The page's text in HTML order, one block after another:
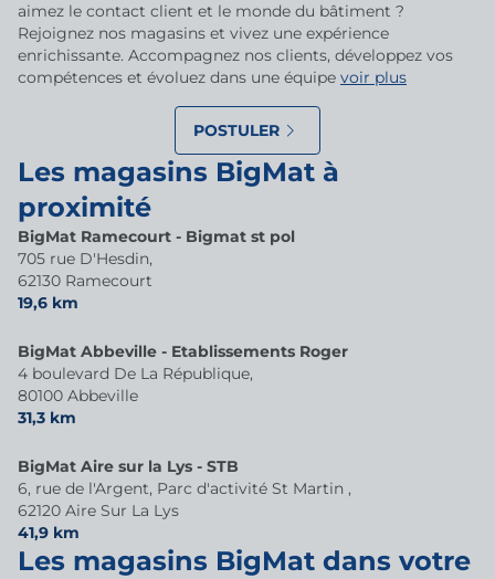
aimez le contact client et le monde du bâtiment ?
Rejoignez nos magasins et vivez une expérience
enrichissante. Accompagnez nos clients, développez vos
compétences et évoluez dans une équipe voir plus
POSTULER
Les magasins BigMat à
proximité
BigMat Ramecourt - Bigmat st pol
705 rue D'Hesdin,
62130 Ramecourt
19,6 km
BigMat Abbeville - Etablissements Roger
4 boulevard De La République,
80100 Abbeville
31,3 km
BigMat Aire sur la Lys - STB
6, rue de l'Argent, Parc d'activité St Martin ,
62120 Aire Sur La Lys
41,9 km
Les magasins BigMat dans votre